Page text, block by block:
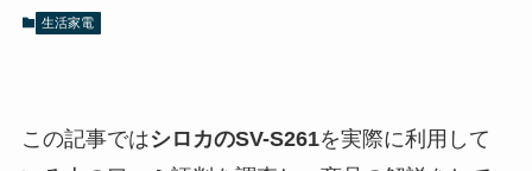
生活家電
この記事ではシロカのSV-S261を実際に利用して